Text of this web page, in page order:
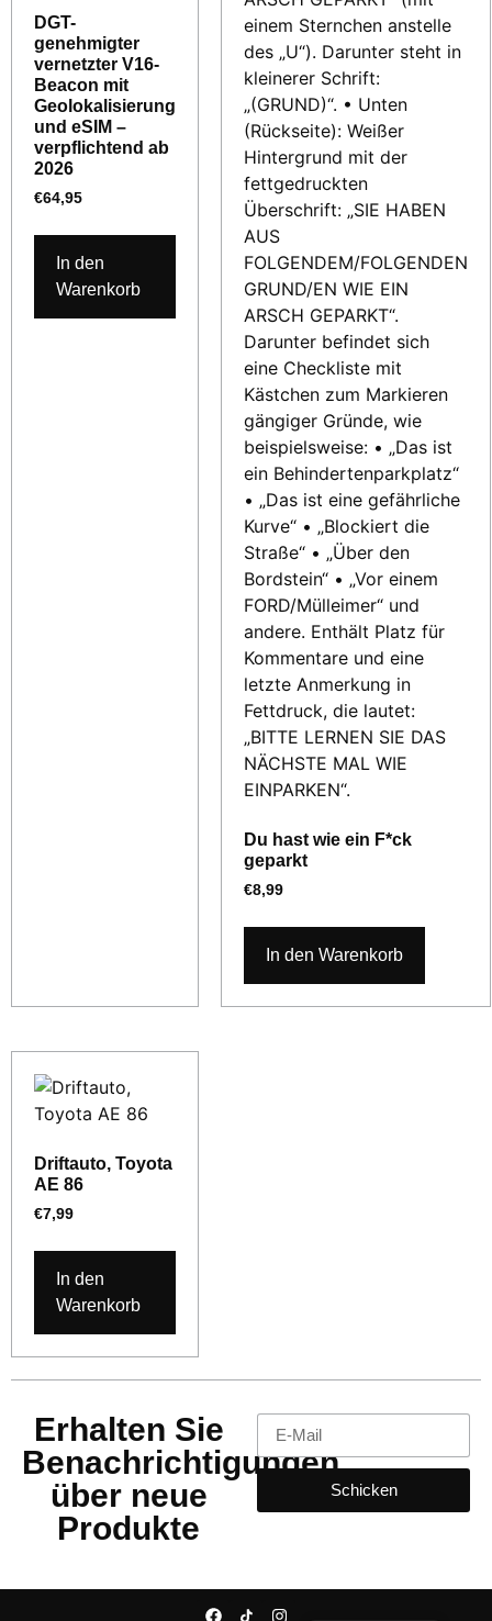
DGT-
genehmigter
vernetzter V16-
Beacon mit
Geolokalisierung
und eSIM –
verpflichtend ab
2026
€64,95
In den
Warenkorb
Du hast wie ein F*ck
geparkt
€8,99
In den Warenkorb
Driftauto, Toyota
AE 86
€7,99
In den
Warenkorb
Erhalten Sie
Benachrichtigungen
über neue
Produkte
Schicken